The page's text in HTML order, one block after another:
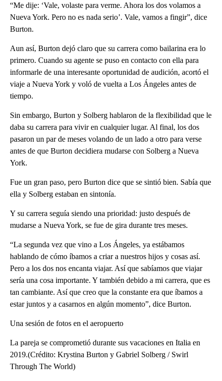
“Me dije: ‘Vale, volaste para verme. Ahora los dos volamos a
Nueva York. Pero no es nada serio’. Vale, vamos a fingir”, dice
Burton.
Aun así, Burton dejó claro que su carrera como bailarina era lo
primero. Cuando su agente se puso en contacto con ella para
informarle de una interesante oportunidad de audición, acortó el
viaje a Nueva York y voló de vuelta a Los Ángeles antes de
tiempo.
Sin embargo, Burton y Solberg hablaron de la flexibilidad que le
daba su carrera para vivir en cualquier lugar. Al final, los dos
pasaron un par de meses volando de un lado a otro para verse
antes de que Burton decidiera mudarse con Solberg a Nueva
York.
Fue un gran paso, pero Burton dice que se sintió bien. Sabía que
ella y Solberg estaban en sintonía.
Y su carrera seguía siendo una prioridad: justo después de
mudarse a Nueva York, se fue de gira durante tres meses.
“La segunda vez que vino a Los Ángeles, ya estábamos
hablando de cómo íbamos a criar a nuestros hijos y cosas así.
Pero a los dos nos encanta viajar. Así que sabíamos que viajar
sería una cosa importante. Y también debido a mi carrera, que es
tan cambiante. Así que creo que la constante era que íbamos a
estar juntos y a casarnos en algún momento”, dice Burton.
Una sesión de fotos en el aeropuerto
La pareja se comprometió durante sus vacaciones en Italia en
2019.(Crédito: Krystina Burton y Gabriel Solberg / Swirl
Through The World)